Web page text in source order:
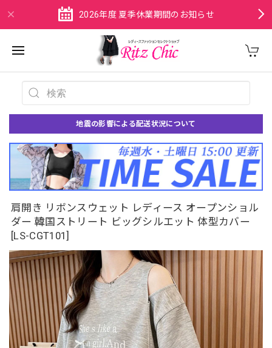
2026年度 夏季休業期間のお知らせ
地震の影響による配送状況について
肩開き リボンスウェット レディース オープンショル
ダー 韓国ストリート ビッグシルエット 体型カバー
[LS-CGT101]